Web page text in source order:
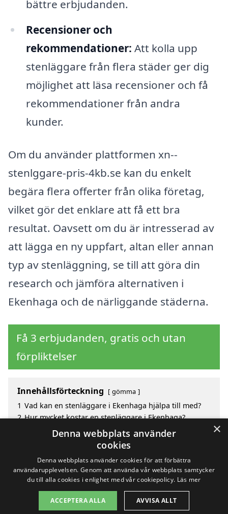
bättre erbjudanden.
Recensioner och
rekommendationer: Att kolla upp
stenläggare från flera städer ger dig
möjlighet att läsa recensioner och få
rekommendationer från andra
kunder.
Om du använder plattformen xn--
stenlggare-pris-4kb.se kan du enkelt
begära flera offerter från olika företag,
vilket gör det enklare att få ett bra
resultat. Oavsett om du är intresserad av
att lägga en ny uppfart, altan eller annan
typ av stenläggning, se till att göra din
research och jämföra alternativen i
Ekenhaga och de närliggande städerna.
Få 3 erbjudanden, gratis och utan
förpliktelser
Innehållsförteckning gömma
1 Vad kan en stenläggare i Ekenhaga hjälpa till med?
2 Hur mycket kostar en stenläggare i Ekenhaga?
Fördelar med att välja stenläggare i Ekenhaga
Sök efter en skicklig stenläggare i de omgivande
Copyright 2026 - Pilanto Aps
×
Denna webbplats använder
cookies
Denna webbplats använder cookies för att förbättra
användarupplevelsen. Genom att använda vår webbplats samtycker
du till alla cookies i enlighet med vår cookiepolicy. Läs mer
ACCEPTERA ALLA AVVISA ALLT